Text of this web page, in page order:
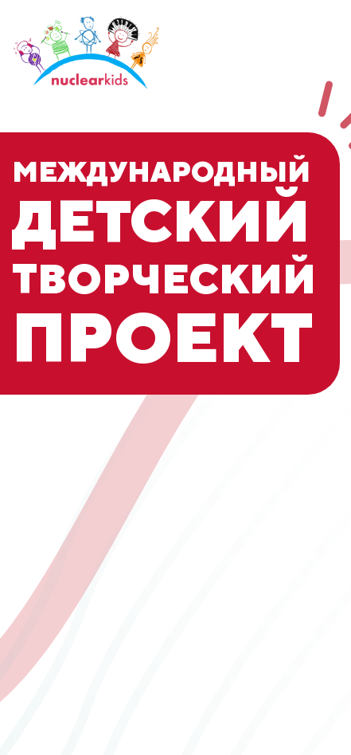
МЕЖДУНАРОДНЫЙ
ДЕТСКИЙ
ТВОРЧЕСКИЙ
ПРОЕКТ